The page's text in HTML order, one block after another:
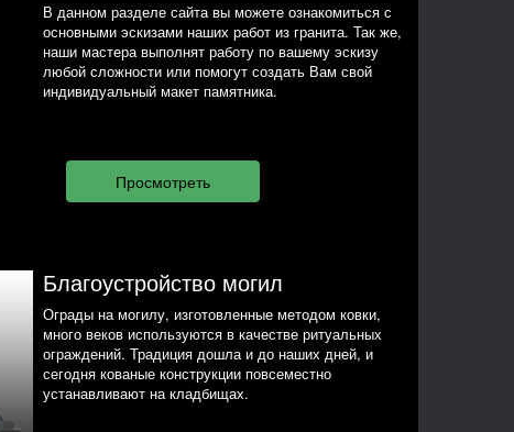
В данном разделе сайта вы можете ознакомиться с
основными эскизами наших работ из гранита. Так же,
наши мастера выполнят работу по вашему эскизу
любой сложности или помогут создать Вам свой
индивидуальный макет памятника.
Благоустройство могил
Ограды на могилу, изготовленные методом ковки,
много веков используются в качестве ритуальных
ограждений. Традиция дошла и до наших дней, и
сегодня кованые конструкции повсеместно
устанавливают на кладбищах.